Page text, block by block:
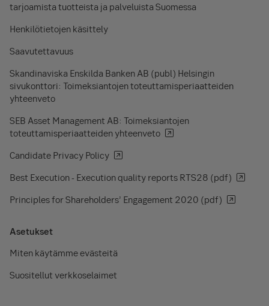
tarjoamista tuotteista ja palveluista Suomessa
Henkilötietojen käsittely
Saavutettavuus
Skandinaviska Enskilda Banken AB (publ) Helsingin
sivukonttori: Toimeksiantojen toteuttamisperiaatteiden
yhteenveto
SEB Asset Management AB: Toimeksiantojen
toteuttamisperiaatteiden yhteenveto
Candidate Privacy Policy
Best Execution - Execution quality reports RTS28 (pdf)
Principles for Shareholders’ Engagement 2020 (pdf)
Asetukset
Miten käytämme evästeitä
Suositellut verkkoselaimet